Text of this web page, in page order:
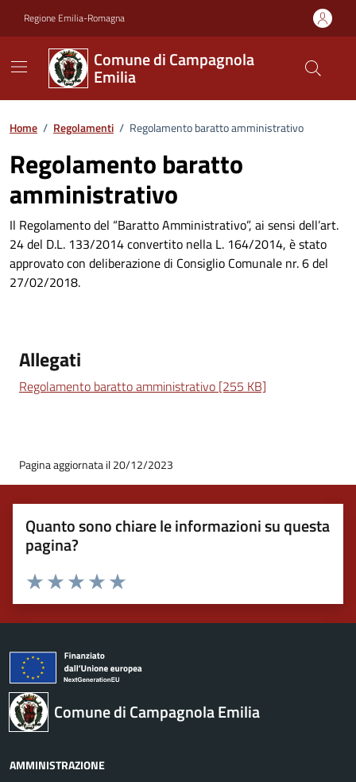
Regione Emilia-Romagna
Comune di Campagnola
Emilia
Home / Regolamenti / Regolamento baratto amministrativo
Regolamento baratto
amministrativo
Il Regolamento del “Baratto Amministrativo”, ai sensi dell’art.
24 del D.L. 133/2014 convertito nella L. 164/2014, è stato
approvato con deliberazione di Consiglio Comunale nr. 6 del
27/02/2018.
Allegati
Regolamento baratto amministrativo [255 KB]
Pagina aggiornata il 20/12/2023
Quanto sono chiare le informazioni su questa
pagina?
Valuta 5 stelle su 5
Valuta 4 stelle su 5
Valuta 3 stelle su 5
Valuta 2 stelle su 5
Valuta 1 stelle su 5
Comune di Campagnola Emilia
AMMINISTRAZIONE